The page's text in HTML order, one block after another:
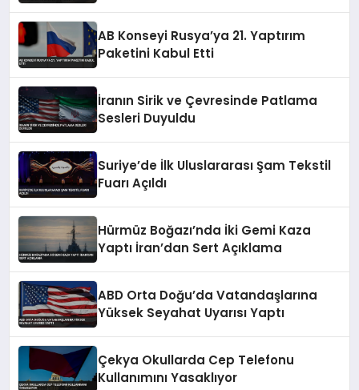
AB Konseyi Rusya’ya 21. Yaptırım
Paketini Kabul Etti
İranın Sirik ve Çevresinde Patlama
Sesleri Duyuldu
Suriye’de İlk Uluslararası Şam Tekstil
Fuarı Açıldı
Hürmüz Boğazı’nda İki Gemi Kaza
Yaptı İran’dan Sert Açıklama
ABD Orta Doğu’da Vatandaşlarına
Yüksek Seyahat Uyarısı Yaptı
Çekya Okullarda Cep Telefonu
Kullanımını Yasaklıyor